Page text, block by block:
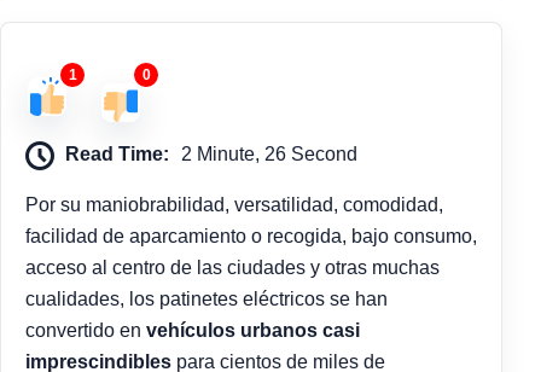
1 0
Read Time: 2 Minute, 26 Second
Por su maniobrabilidad, versatilidad, comodidad,
facilidad de aparcamiento o recogida, bajo consumo,
acceso al centro de las ciudades y otras muchas
cualidades, los patinetes eléctricos se han
convertido en vehículos urbanos casi
imprescindibles para cientos de miles de